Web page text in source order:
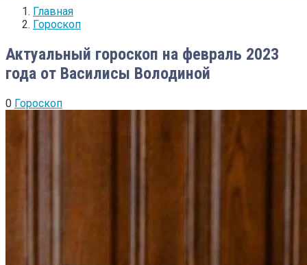
Главная
Гороскоп
Актуальный гороскоп на февраль 2023
года от Василисы Володиной
0 Гороскоп